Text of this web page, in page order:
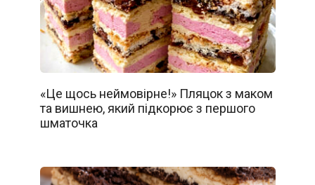
«Це щось неймовірне!» Пляцок з маком
та вишнею, який підкорює з першого
шматочка